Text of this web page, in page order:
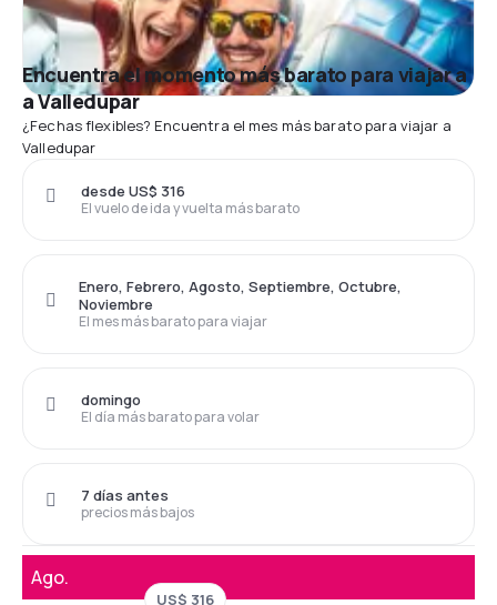
Encuentra el momento más barato para viajar a
a Valledupar
¿Fechas flexibles? Encuentra el mes más barato para viajar a
Valledupar
El vuelo de ida y vuelta más barato
desde US$ 316
El mes más barato para viajar
Enero, Febrero, Agosto, Septiembre, Octubre,
Noviembre
El día más barato para volar
domingo
precios más bajos
7 días antes
Ago.
US$ 316